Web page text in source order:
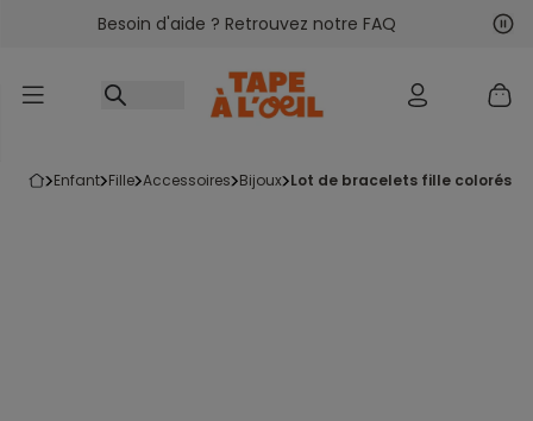
Accéder au contenu
Besoin d'aide ? Retrouvez notre FAQ
enfant fille accessoires bijoux lot de bracelets fille colorés